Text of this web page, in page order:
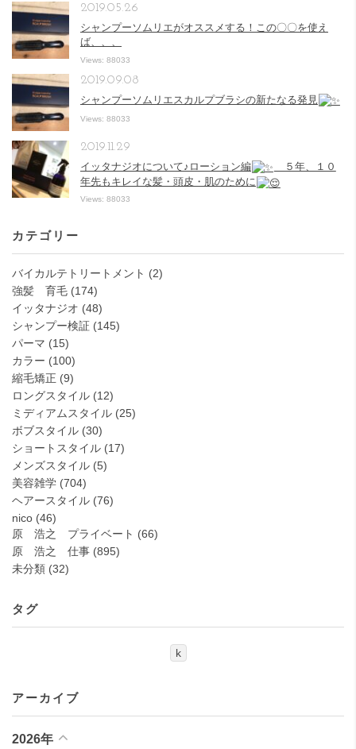
シャンプーソムリエがオススメする！この〇〇を使え
ば、、、
2019.05.26
Views: 88033
シャンプーソムリエスカルプブラシの新たなる発見
2019.09.08
Views: 88033
イッタナジオについて♪ローション編
５年、１０
年先もキレイな髪・頭皮・肌のために
2019.11.29
Views: 88033
カテゴリー
バイカルテトリートメント (2)
強髪 育毛 (174)
イッタナジオ (48)
シャンプー検証 (145)
パーマ (15)
カラー (100)
縮毛矯正 (9)
ロングスタイル (12)
ミディアムスタイル (25)
ボブスタイル (30)
ショートスタイル (17)
メンズスタイル (5)
美容雑学 (704)
ヘアースタイル (76)
nico (46)
原 浩之 プライベート (66)
原 浩之 仕事 (895)
未分類 (32)
タグ
k
アーカイブ
2026年